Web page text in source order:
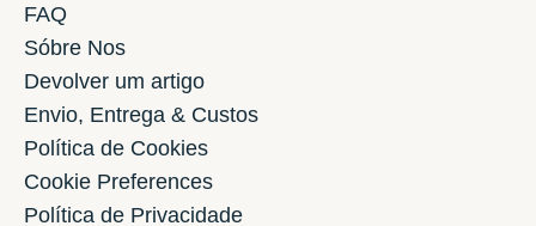
FAQ
Sóbre Nos
Devolver um artigo
Envio, Entrega & Custos
Política de Cookies
Cookie Preferences
Política de Privacidade